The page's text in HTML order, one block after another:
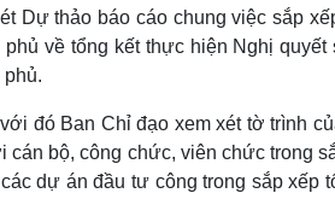
Dự thảo báo cáo chung việc sắp
phủ về tổng kết thực hiện Nghị
đó Ban Chỉ đạo xem xét tờ trình
cán bộ, công chức, viên chức trong
dự án đầu tư công trong sắp xếp